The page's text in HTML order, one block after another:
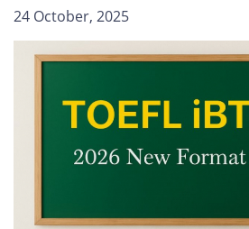
24 October, 2025